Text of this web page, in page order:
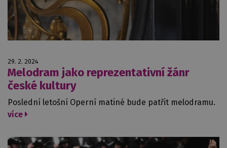
29. 2. 2024
Melodram jako reprezentativní žánr
české kultury
Poslední letošní Operní matiné bude patřit melodramu.
více